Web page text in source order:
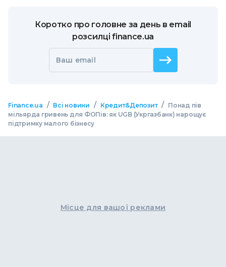
Коротко про головне за день в email
розсилці finance.ua
Ваш email
Finance.ua / Всі новини / Кредит&Депозит / Понад пів
мільярда гривень для ФОПів: як UGB (Укргазбанк) нарощує
підтримку малого бізнесу
Місце для вашої реклами